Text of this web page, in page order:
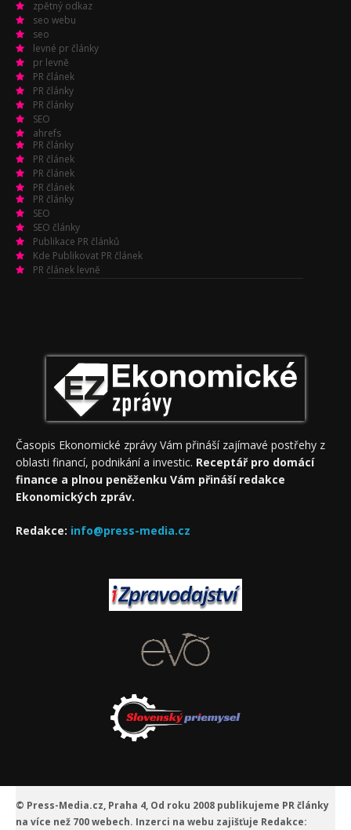
zpětný odkaz
seo webu
seo
levné pr články
pr levně
PR článek
PR články
PR články
SEO
ahrefs
PR články
PR článek
PR článek
PR článek
PR články
SEO
SEO články
Publikace PR článků
Kde Publikovat PR článek
PR článek levně
Časopis Ekonomické zprávy Vám přináší zajímavé postřehy z
oblasti financí, podnikání a investic. Receptář pro domácí
finance a plnou peněženku Vám přináší redakce
Ekonomických zpráv.
Redakce: info@press-media.cz
© Press-Media.cz, Praha 4, Od roku 2008 publikujeme PR články
na více než 700 webech. Inzerci na webu zajišťuje Redakce: